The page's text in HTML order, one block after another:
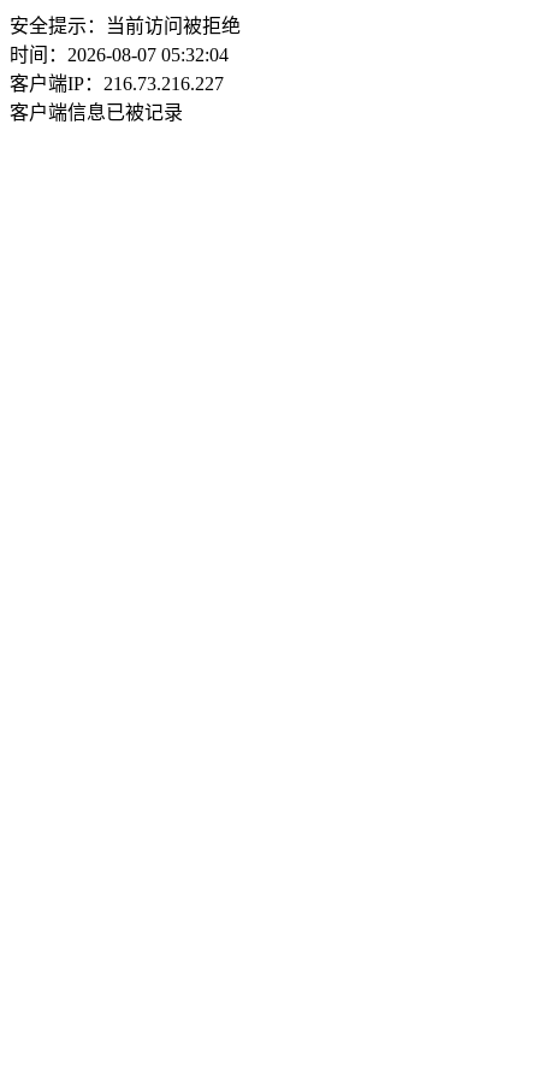
安全提示：当前访问被拒绝
时间：2026-08-07 05:32:04
客户端IP：216.73.216.227
客户端信息已被记录